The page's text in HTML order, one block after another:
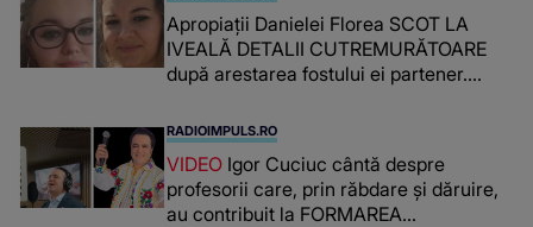
Apropiații Danielei Florea SCOT LA
IVEALĂ DETALII CUTREMURĂTOARE
după arestarea fostului ei partener.
românca ucisă în Italia și ascunsă în
lada unui pat: " Îmi pare rău că nu am
reușit să fac mai mult pentru ea și..."
RADIOIMPULS.RO
VIDEO Igor Cuciuc cântă despre
profesorii care, prin răbdare și dăruire,
au contribuit la FORMAREA